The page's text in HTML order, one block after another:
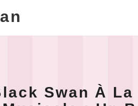
Swan À La